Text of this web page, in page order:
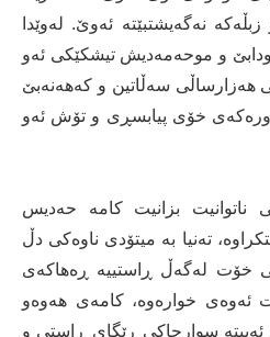
نەگەیشتبێتە ئەوێ. لەوێدا
و موحەمەدیش تیشکێکی ئەو
هەزارساڵی سەڵاتین و کەهەنەبێ
خۆی پیابسڕی و تۆش ئەو
ناتوانیت بزانیت کامە حەدیس
تەنیا بە میتۆدی ناوەکی دڵ
لەگەڵ ڕاستییە ڕەهاکەی
ئەوەی خوارەوە، کامەی هەوەو
سوارچاکی ڕێگای ڕاستی و